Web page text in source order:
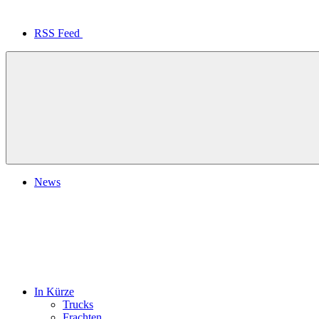
RSS Feed
News
In Kürze
Trucks